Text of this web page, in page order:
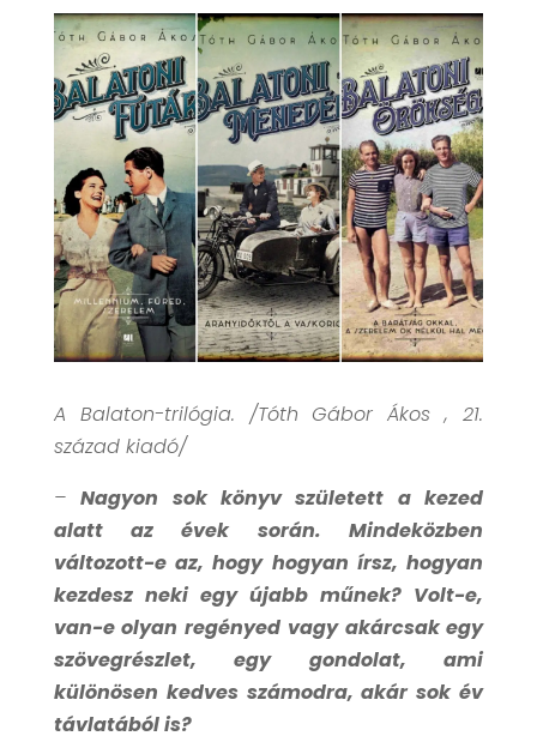
A Balaton-trilógia. /Tóth Gábor Ákos , 21.
század kiadó/
–Nagyon sok könyv született a kezed
alatt az évek során. Mindeközben
változott-e az, hogy hogyan írsz, hogyan
kezdesz neki egy újabb műnek? Volt-e,
van-e olyan regényed vagy akárcsak egy
szövegrészlet, egy gondolat, ami
különösen kedves számodra, akár sok év
távlatából is?